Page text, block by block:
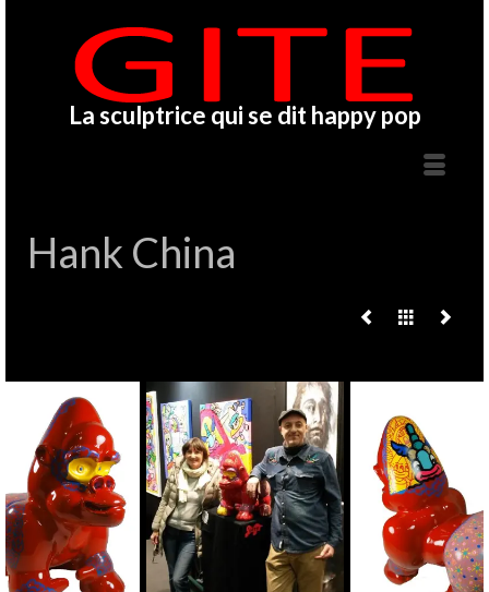
La sculptrice qui se dit happy pop
Hank China